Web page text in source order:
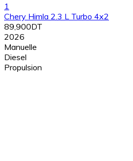
1
Chery Himla 2.3 L Turbo 4x2
89,900DT
2026
Manuelle
Diesel
Propulsion